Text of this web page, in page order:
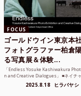
FOCUS
ゴールドウイン東京本社
フォトグラファー柏倉
る写真展＆体験...
「Endless Yosuke Kashiwakura
n and Creative Dialogues」 ■ネイチ
2025.8.18 ヒラバヤシ